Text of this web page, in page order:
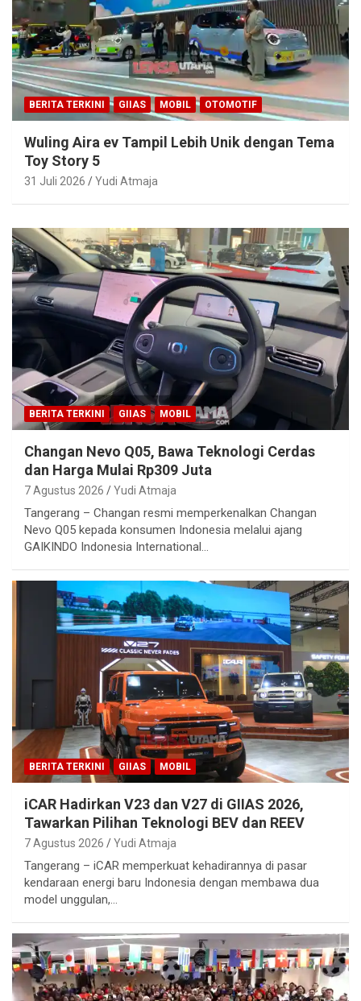
BERITA TERKINI GIIAS MOBIL OTOMOTIF
Wuling Aira ev Tampil Lebih Unik dengan Tema
Toy Story 5
31 Juli 2026 Yudi Atmaja
BERITA TERKINI GIIAS MOBIL
Changan Nevo Q05, Bawa Teknologi Cerdas
dan Harga Mulai Rp309 Juta
7 Agustus 2026 Yudi Atmaja
Tangerang – Changan resmi memperkenalkan Changan
Nevo Q05 kepada konsumen Indonesia melalui ajang
GAIKINDO Indonesia International…
BERITA TERKINI GIIAS MOBIL
iCAR Hadirkan V23 dan V27 di GIIAS 2026,
Tawarkan Pilihan Teknologi BEV dan REEV
7 Agustus 2026 Yudi Atmaja
Tangerang – iCAR memperkuat kehadirannya di pasar
kendaraan energi baru Indonesia dengan membawa dua
model unggulan,…